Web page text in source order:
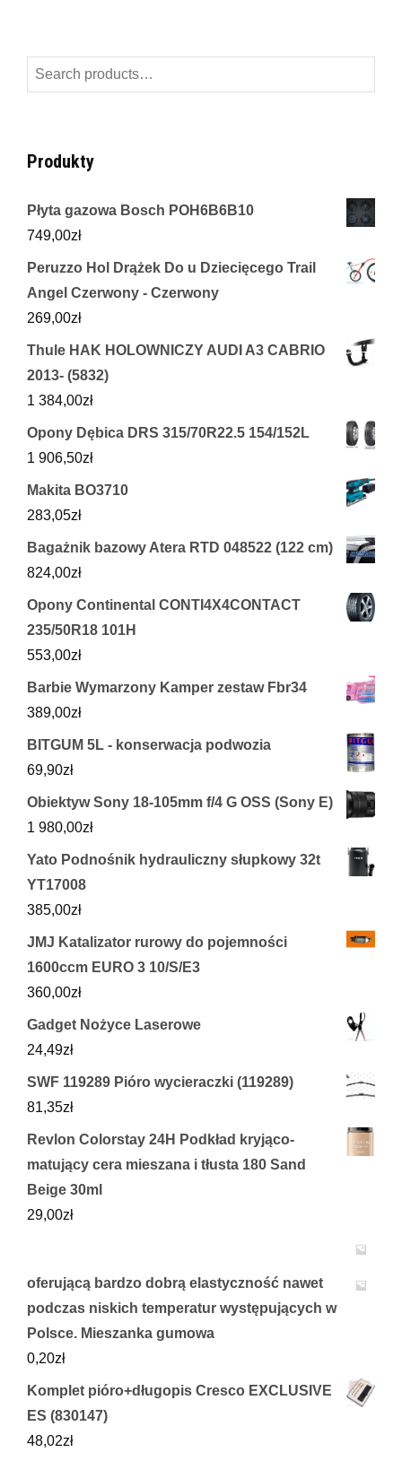
Search
for:
Produkty
Płyta gazowa Bosch POH6B6B10
749,00zł
Peruzzo Hol Drążek Do u Dziecięcego Trail
Angel Czerwony - Czerwony
269,00zł
Thule HAK HOLOWNICZY AUDI A3 CABRIO
2013- (5832)
1 384,00zł
Opony Dębica DRS 315/70R22.5 154/152L
1 906,50zł
Makita BO3710
283,05zł
Bagażnik bazowy Atera RTD 048522 (122 cm)
824,00zł
Opony Continental CONTI4X4CONTACT
235/50R18 101H
553,00zł
Barbie Wymarzony Kamper zestaw Fbr34
389,00zł
BITGUM 5L - konserwacja podwozia
69,90zł
Obiektyw Sony 18-105mm f/4 G OSS (Sony E)
1 980,00zł
Yato Podnośnik hydrauliczny słupkowy 32t
YT17008
385,00zł
JMJ Katalizator rurowy do pojemności
1600ccm EURO 3 10/S/E3
360,00zł
Gadget Nożyce Laserowe
24,49zł
SWF 119289 Pióro wycieraczki (119289)
81,35zł
Revlon Colorstay 24H Podkład kryjąco-
matujący cera mieszana i tłusta 180 Sand
Beige 30ml
29,00zł
oferującą bardzo dobrą elastyczność nawet
podczas niskich temperatur występujących w
Polsce. Mieszanka gumowa
0,20zł
Komplet pióro+długopis Cresco EXCLUSIVE
ES (830147)
48,02zł